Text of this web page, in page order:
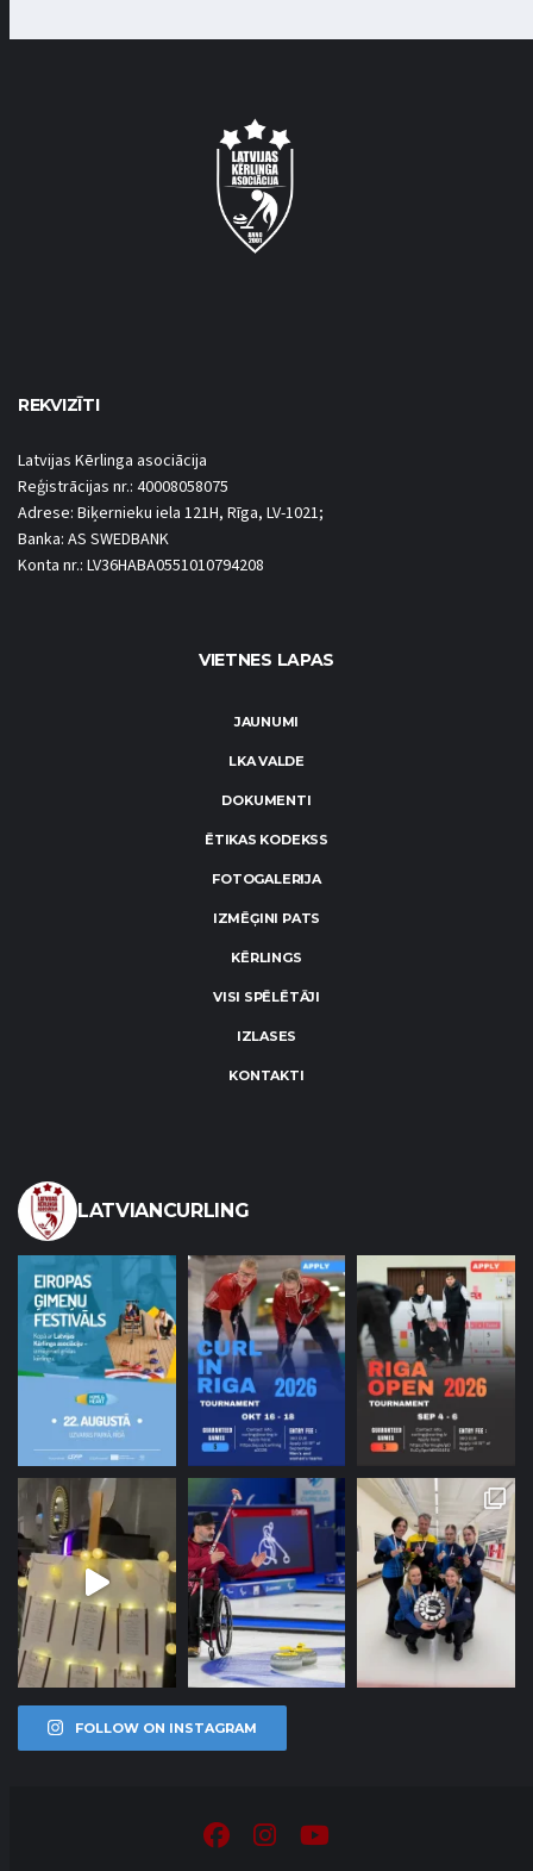
REKVIZĪTI
Latvijas Kērlinga asociācija
Reģistrācijas nr.: 40008058075
Adrese: Biķernieku iela 121H, Rīga, LV-1021;
Banka: AS SWEDBANK
Konta nr.: LV36HABA0551010794208
VIETNES LAPAS
JAUNUMI
LKA VALDE
DOKUMENTI
ĒTIKAS KODEKSS
FOTOGALERIJA
IZMĒĢINI PATS
KĒRLINGS
VISI SPĒLĒTĀJI
IZLASES
KONTAKTI
LATVIANCURLING
FOLLOW ON INSTAGRAM